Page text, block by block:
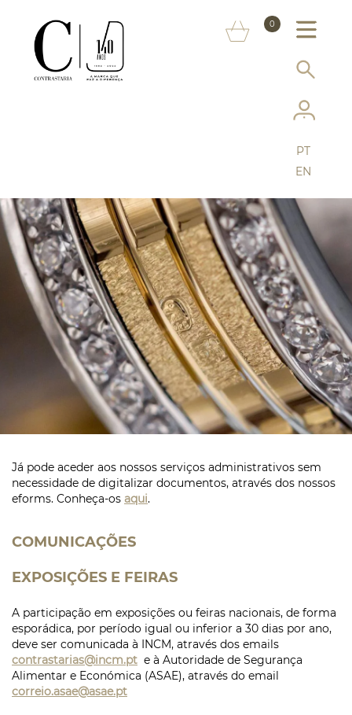
0
INFORMAÇÃO AO CONSUMIDOR
SERVIÇOS
MAIS CONTRASTARIA
FAQ
LOJA ONLINE
PT
EN
Já pode aceder aos nossos serviços administrativos sem
necessidade de digitalizar documentos, através dos nossos
eforms. Conheça-os aqui.
COMUNICAÇÕES
EXPOSIÇÕES E FEIRAS
A participação em exposições ou feiras nacionais, de forma
esporádica, por período igual ou inferior a 30 dias por ano,
deve ser comunicada à INCM, através dos emails
contrastarias@incm.pt e à Autoridade de Segurança
Alimentar e Económica (ASAE), através do email
correio.asae@asae.pt